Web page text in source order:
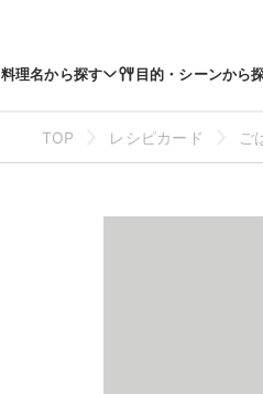
料理名から探す 目的・シーンから
TOP レシピカード ご